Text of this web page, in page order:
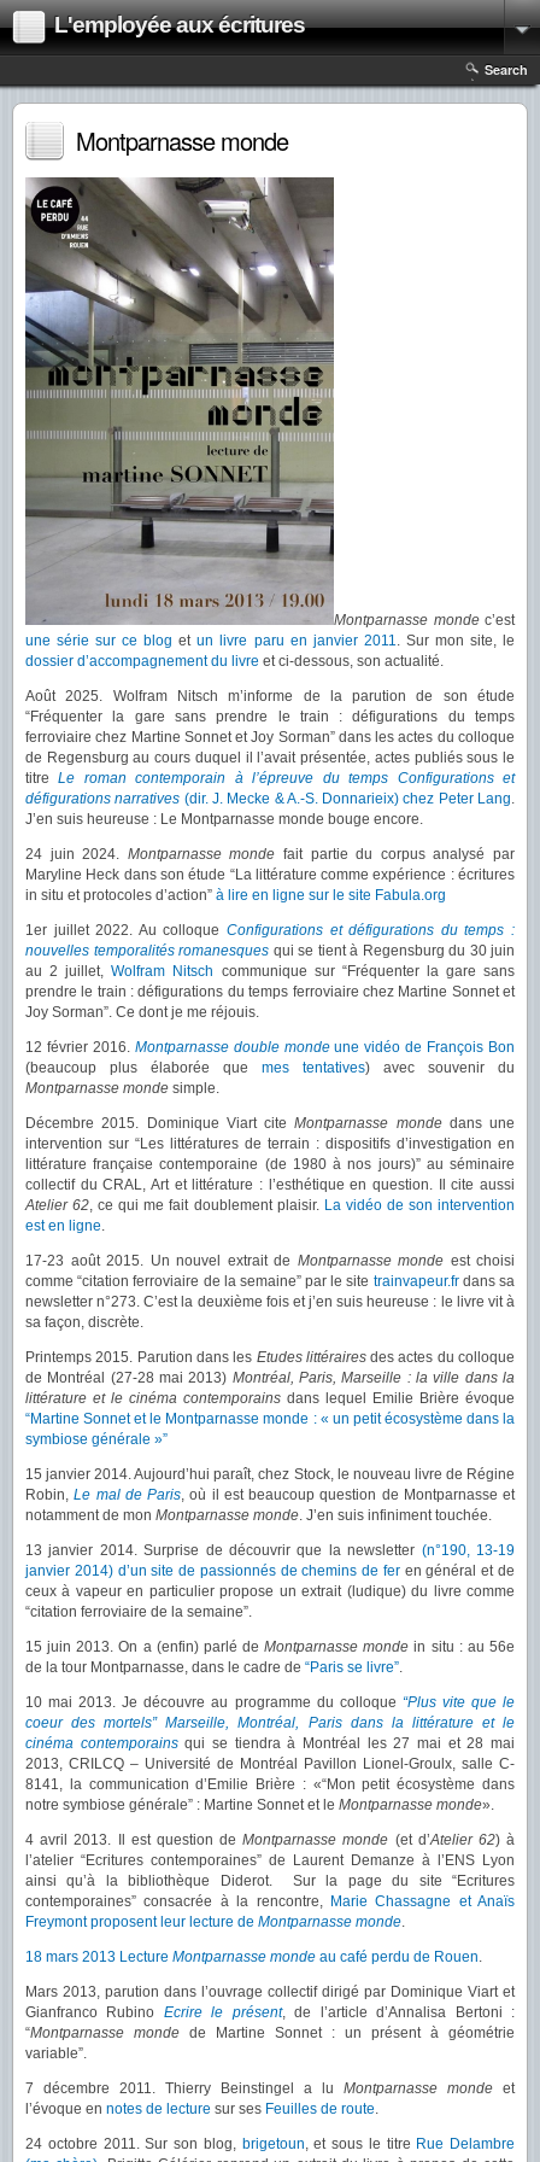
L'employée aux écritures
Search
Montparnasse monde
Montparnasse mondec’est
une série sur ce blog etun livre paru en janvier 2011
. Sur mon site, le
dossier d’accompagnement du livre et ci-dessous, son actualité.
Août 2025. Wolfram Nitsch m’informe de la parution de son étude
“Fréquenter la gare sans prendre le train : défigurations du temps
ferroviaire chez Martine Sonnet et Joy Sorman” dans les actes du colloque
de Regensburg au cours duquel il l’avait présentée, actes publiés sous le
titreLe roman contemporain à l’épreuve du temps Configurations et
défigurations narratives (dir. J. Mecke & A.-S. Donnarieix) chez Peter Lang
J’en suis heureuse : Le Montparnasse monde bouge encore.
24 juin 2024. Montparnasse monde fait partie du corpus analysé par
Maryline Heck dans son étude “La littérature comme expérience : écritures
in situ et protocoles d’action” à lire en ligne sur le site Fabula.org
1er juillet 2022. Au colloque Configurations et défigurations du temps :
nouvelles temporalités romanesques qui se tient à Regensburg du 30 juin
au 2 juillet,Wolfram Nitsch communique sur “Fréquenter la gare sans
prendre le train : défigurations du temps ferroviaire chez Martine Sonnet et
Joy Sorman”. Ce dont je me réjouis.
12 février 2016. Montparnasse double mondeune vidéo de François Bon
(beaucoup plus élaborée que mes tentatives) avec souvenir du
Montparnasse monde simple.
Décembre 2015. Dominique Viart citeMontparnasse mondedans une
intervention sur “Les littératures de terrain : dispositifs d’investigation en
littérature française contemporaine (de 1980 à nos jours)” au séminaire
collectif du CRAL, Art et littérature : l’esthétique en question. Il cite aussi
Atelier 62 , ce qui me fait doublement plaisir. La vidéo de son intervention
est en ligne
17-23 août 2015. Un nouvel extrait de Montparnasse monde est choisi
comme “citation ferroviaire de la semaine” par le site trainvapeur.frdans sa
newsletter n°273. C’est la deuxième fois et j’en suis heureuse : le livre vit à
sa façon, discrète.
Printemps 2015. Parution dans les Etudes littérairesdes actes du colloque
de Montréal (27-28 mai 2013) Montréal, Paris, Marseille : la ville dans la
littérature et le cinéma contemporains dans lequel Emilie Brière évoque
“Martine Sonnet et le Montparnasse monde : « un petit écosystème dans la
symbiose générale »”
15 janvier 2014. Aujourd’hui paraît, chez Stock, le nouveau livre de Régine
Robin,Le mal de Paris , où il est beaucoup question de Montparnasse et
notamment de mon Montparnasse monde . J’en suis infiniment touchée.
13 janvier 2014. Surprise de découvrir que la newsletter (n°190, 13-19
janvier 2014) d’un site de passionnés de chemins de feren général et de
ceux à vapeur en particulier propose un extrait (ludique) du livre comme
“citation ferroviaire de la semaine”.
15 juin 2013. On a (enfin) parlé deMontparnasse monde in situ : au 56e
de la tour Montparnasse, dans le cadre de “Paris se livre”
10 mai 2013. Je découvre au programme du colloque “Plus vite que le
coeur des mortels” Marseille, Montréal, Paris dans la littérature et le
cinéma contemporains qui se tiendra à Montréal les 27 mai et 28 mai
2013, CRILCQ – Université de Montréal Pavillon Lionel-Groulx, salle C-
8141, la communication d’Emilie Brière : «“Mon petit écosystème dans
notre symbiose générale” : Martine Sonnet et le Montparnasse monde».
4 avril 2013. Il est question deMontparnasse monde (et d’Atelier 62) à
l’atelier “Ecritures contemporaines” de Laurent Demanze à l’ENS Lyon
ainsi qu’à la bibliothèque Diderot. Sur la page du site “Ecritures
contemporaines” consacrée à la rencontre, Marie Chassagne et Anaïs
Freymont proposent leur lecture de Montparnasse monde
18 mars 2013 Lecture Montparnasse monde au café perdu de Rouen
Mars 2013, parution dans l’ouvrage collectif dirigé par Dominique Viart et
Gianfranco Rubino Ecrire le présent, de l’article d’Annalisa Bertoni :
“Montparnasse monde de Martine Sonnet : un présent à géométrie
variable”.
7 décembre 2011. Thierry Beinstingel a lu Montparnasse monde et
l’évoque en notes de lecture sur ses Feuilles de route
24 octobre 2011. Sur son blog, brigetoun , et sous le titre Rue Delambre